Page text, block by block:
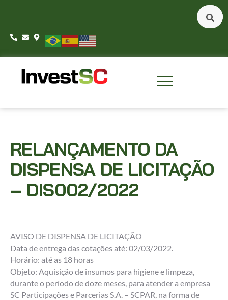
RELANÇAMENTO DA
DISPENSA DE LICITAÇÃO
– DIS002/2022
AVISO DE DISPENSA DE LICITAÇÃO
Data de entrega das cotações até: 02/03/2022.
Horário: até as 18 horas
Objeto: Aquisição de insumos para higiene e limpeza,
durante o período de doze meses, para atender a empresa
SC Participações e Parcerias S.A. – SCPAR, na forma de